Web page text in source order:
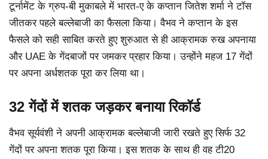
टूर्नामेंट के ग्रुप-बी मुकाबले में भारत-ए के कप्तान जितेश शर्मा ने टॉस
जीतकर पहले बल्लेबाजी का फैसला किया। वैभव ने कप्तान के इस
फैसले को सही साबित करते हुए शुरुआत से ही आक्रामक रुख अपनाया
और UAE के गेंदबाजों पर जमकर प्रहार किया। उन्होंने महज 17 गेंदों
पर अपना अर्धशतक पूरा कर लिया था।
32 गेंदों में शतक जड़कर बनाया रिकॉर्ड
वैभव सूर्यवंशी ने अपनी आक्रामक बल्लेबाजी जारी रखते हुए सिर्फ 32
गेंदों पर अपना शतक पूरा किया। इस शतक के साथ ही वह टी20